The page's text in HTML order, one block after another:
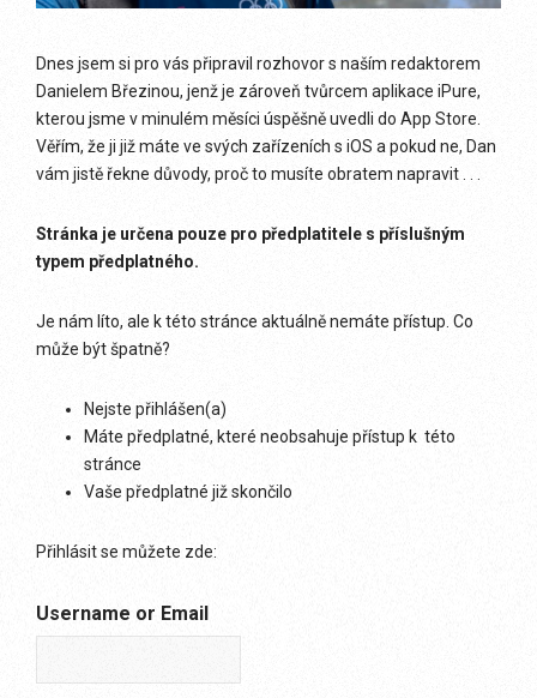
Dnes jsem si pro vás připravil rozhovor s naším redaktorem
Danielem Březinou, jenž je zároveň tvůrcem aplikace iPure,
kterou jsme v minulém měsíci úspěšně uvedli do App Store.
Věřím, že ji již máte ve svých zařízeních s iOS a pokud ne, Dan
vám jistě řekne důvody, proč to musíte obratem napravit . . .
Stránka je určena pouze pro předplatitele s příslušným
typem předplatného.
Je nám líto, ale k této stránce aktuálně nemáte přístup. Co
může být špatně?
Nejste přihlášen(a)
Máte předplatné, které neobsahuje přístup k této
stránce
Vaše předplatné již skončilo
Přihlásit se můžete zde:
Username or Email